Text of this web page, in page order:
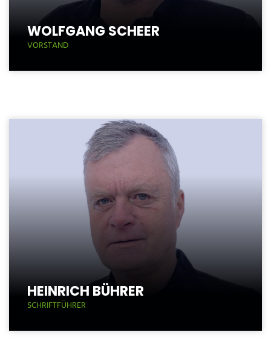
WOLFGANG SCHEER
VORSTAND
HEINRICH BÜHRER
SCHRIFTFÜHRER